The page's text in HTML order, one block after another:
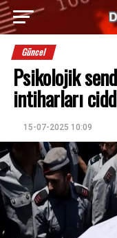
Güncel
Psikolojik
intiharları
15-07-2025 10:09